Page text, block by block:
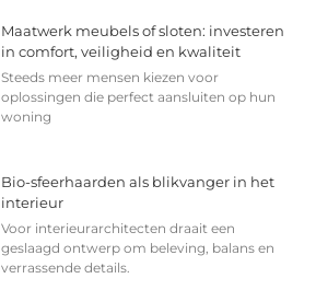
Maatwerk meubels of sloten: investeren
in comfort, veiligheid en kwaliteit
Steeds meer mensen kiezen voor
oplossingen die perfect aansluiten op hun
woning
Bio-sfeerhaarden als blikvanger in het
interieur
Voor interieurarchitecten draait een
geslaagd ontwerp om beleving, balans en
verrassende details.